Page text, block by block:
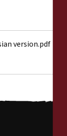
version.pdf